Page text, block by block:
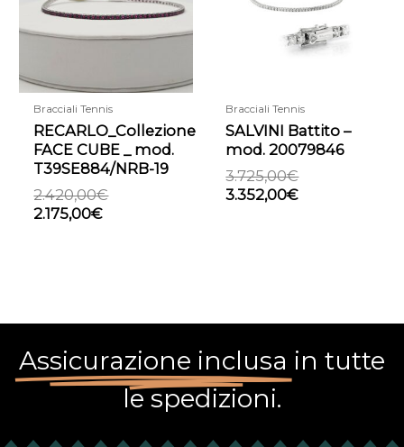
Bracciali Tennis
RECARLO_Collezione
FACE CUBE _ mod.
T39SE884/NRB-19
2.420,00€
2.175,00€
Bracciali Tennis
SALVINI Battito –
mod. 20079846
3.725,00€
3.352,00€
Assicurazione inclusa in tutte
le spedizioni.